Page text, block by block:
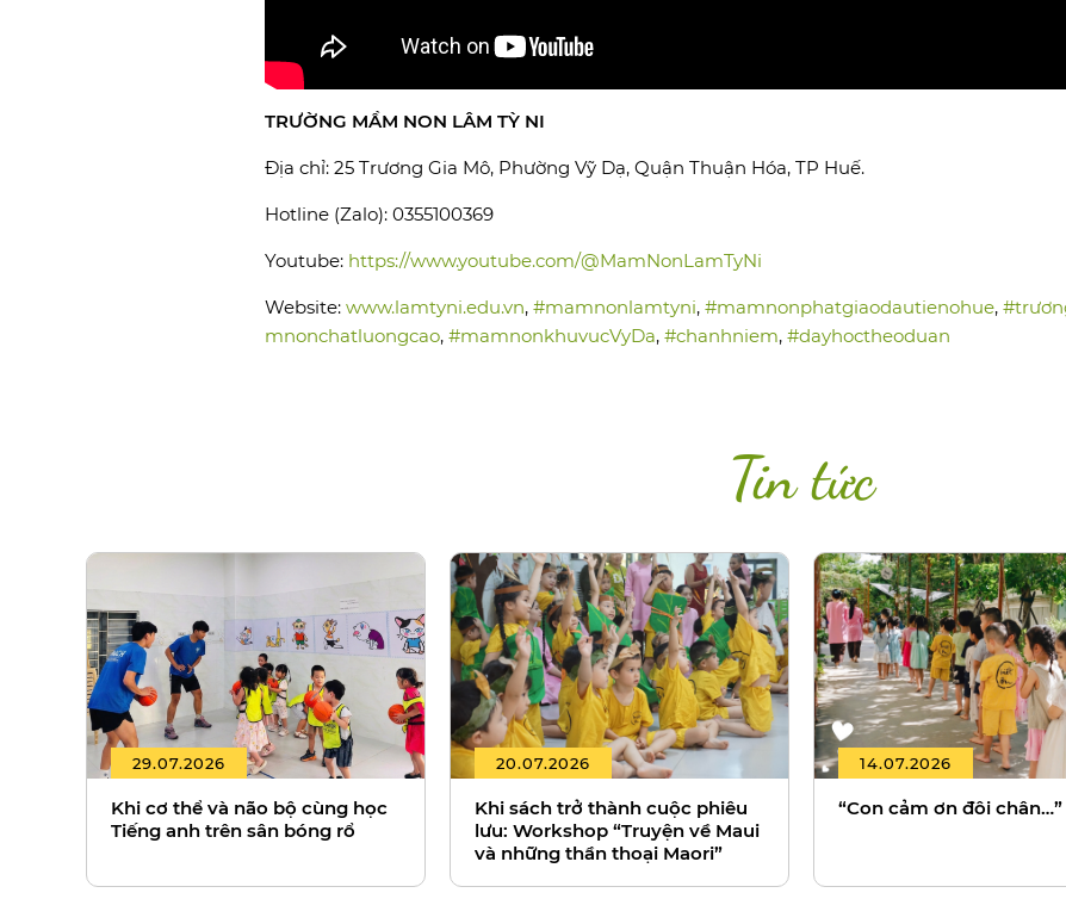
TRƯỜNG MẦM NON LÂM TỲ NI
Địa chỉ: 25 Trương Gia Mô, Phường Vỹ Dạ, Quận Thuận Hóa, TP Huế.
Hotline (Zalo): 0355100369
Youtube: https://www.youtube.com/@MamNonLamTyNi
Website: www.lamtyni.edu.vn, #mamnonlamtyni, #mamnonphatgiaodautienohue,
mnonchatluongcao, #mamnonkhuvucVyDa, #chanhniem, #dayhoctheoduan
Tin tức
29.07.2026
Khi cơ thể và não bộ cùng học
Tiếng anh trên sân bóng rổ
20.07.2026
Khi sách trở thành cuộc phiêu
lưu: Workshop “Truyện về Maui
và những thần thoại Maori”
14.07.2026
“Con cảm ơn đôi chân…”